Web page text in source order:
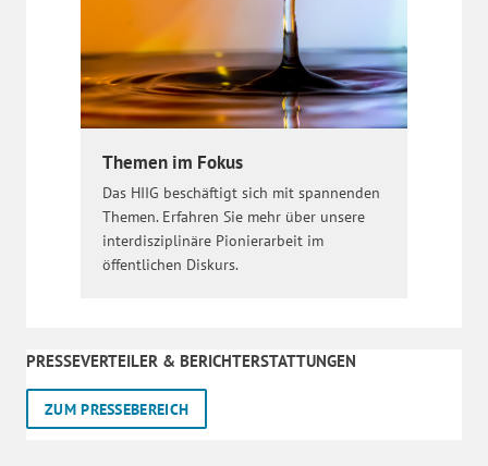
Themen im Fokus
Das HIIG beschäftigt sich mit spannenden
Themen. Erfahren Sie mehr über unsere
interdisziplinäre Pionierarbeit im
öffentlichen Diskurs.
PRESSEVERTEILER & BERICHTERSTATTUNGEN
ZUM PRESSEBEREICH